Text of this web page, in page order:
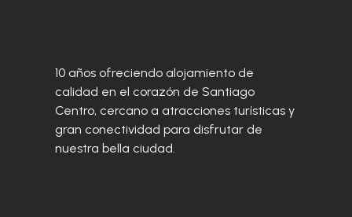
10 años ofreciendo alojamiento de
calidad en el corazón de Santiago
Centro, cercano a atracciones turísticas y
gran conectividad para disfrutar de
nuestra bella ciudad.